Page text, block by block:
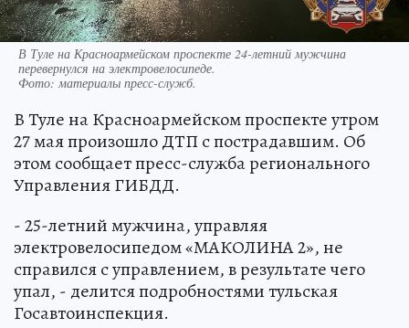
В Туле на Красноармейском проспекте 24-летний мужчина
перевернулся на электровелосипеде.
Фото:материалы пресс-служб.
В Туле на Красноармейском проспекте утром
27 мая произошло ДТП с пострадавшим. Об
этом сообщает пресс-служба регионального
Управления ГИБДД.
- 25-летний мужчина, управляя
электровелосипедом «МАКОЛИНА 2», не
справился с управлением, в результате чего
упал, - делится подробностями тульская
Госавтоинспекция.